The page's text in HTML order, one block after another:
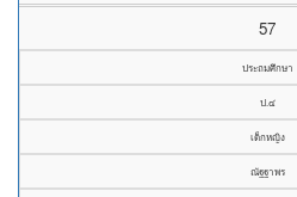
57
ประถมศึกษา
ป.๔
เด็กหญิง
ณัฐฐาพร